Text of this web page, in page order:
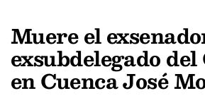
Muere el
exsubdelegado
en Cuenca José